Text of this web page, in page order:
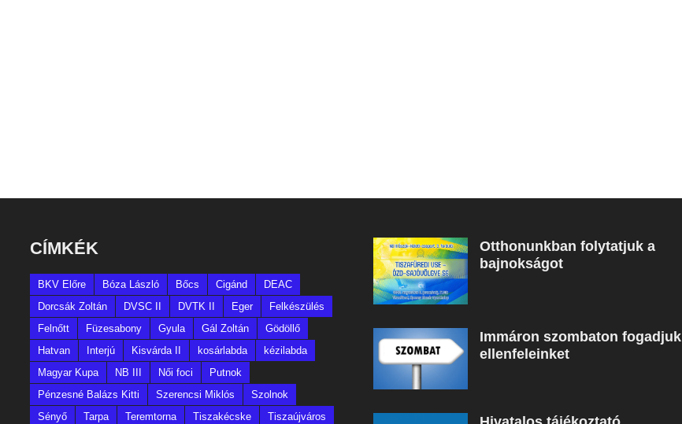
CÍMKÉK
BKV Előre Bóza László Bőcs Cigánd
DEAC
Dorcsák Zoltán
DVSC II DVTK II Eger
Felkészülés
Felnőtt
Füzesabony Gyula Gál Zoltán
Gödöllő
Hatvan
Interjú Kisvárda II kosárlabda
kézilabda
Magyar Kupa
NB III Női foci
Putnok
Pénzesné Balázs Kitti
Szerencsi Miklós
Szolnok
Sényő
Tarpa Teremtorna Tiszakécske Tiszaújváros
Otthonunkban folytatjuk a
bajnokságot
Immáron szombaton fogadjuk
ellenfeleinket